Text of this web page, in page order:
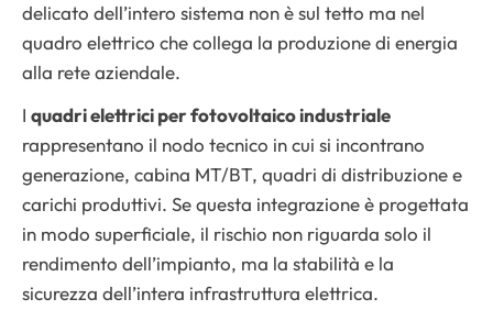
delicato dell’intero sistema non è sul tetto ma nel
quadro elettrico che collega la produzione di energia
alla rete aziendale.
I quadri elettrici per fotovoltaico industriale
rappresentano il nodo tecnico in cui si incontrano
generazione, cabina MT/BT, quadri di distribuzione e
carichi produttivi. Se questa integrazione è progettata
in modo superficiale, il rischio non riguarda solo il
rendimento dell’impianto, ma la stabilità e la
sicurezza dell’intera infrastruttura elettrica.